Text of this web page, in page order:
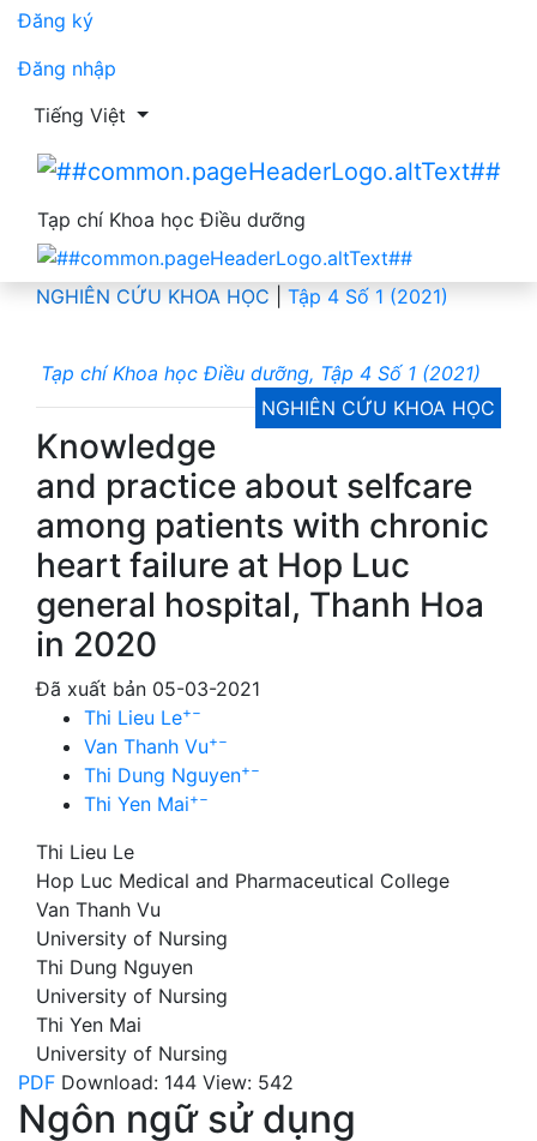
Đăng ký
Đăng nhập
Thay đổi ngôn ngữ. Ngôn ngữ hiện tại là:
Tiếng Việt
Tạp chí Khoa học Điều dưỡng
NGHIÊN CỨU KHOA HỌC Tập 4 Số 1 (2021)
Tạp chí Khoa học Điều dưỡng, Tập 4 Số 1 (2021)
NGHIÊN CỨU KHOA HỌC
Knowledge
and practice about selfcare
among patients with chronic
heart failure at Hop Luc
general hospital, Thanh Hoa
in 2020
Đã xuất bản 05-03-2021
Thi Lieu Le+−
Van Thanh Vu+−
Thi Dung Nguyen+−
Thi Yen Mai+−
Thi Lieu Le
Hop Luc Medical and Pharmaceutical College
Van Thanh Vu
University of Nursing
Thi Dung Nguyen
University of Nursing
Thi Yen Mai
University of Nursing
PDF Download: 144 View: 542
Ngôn ngữ sử dụng